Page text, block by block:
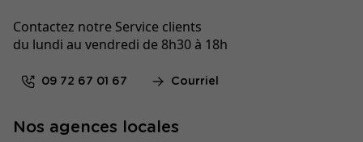
Contactez notre Service clients
du lundi au vendredi de 8h30 à 18h
09 72 67 01 67 Courriel
Nos agences locales